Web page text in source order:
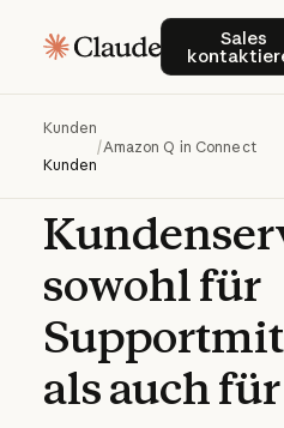
Sales
Kunden
Kunden
/Amazon Q in Connect
AmazonQ
Connect
Claude
sowohlfür
alsauchfür